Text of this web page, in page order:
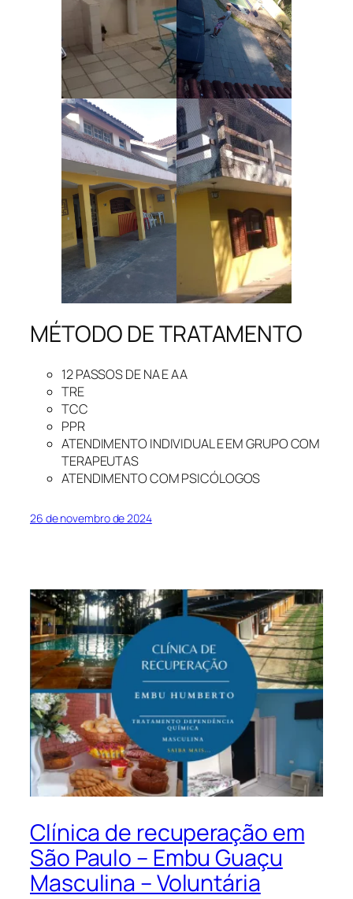
MÉTODO DE TRATAMENTO
12 PASSOS DE NA E AA
TRE
TCC
PPR
ATENDIMENTO INDIVIDUAL E EM GRUPO COM
TERAPEUTAS
ATENDIMENTO COM PSICÓLOGOS
26 de novembro de 2024
Clínica de recuperação em
São Paulo – Embu Guaçu
Masculina – Voluntária